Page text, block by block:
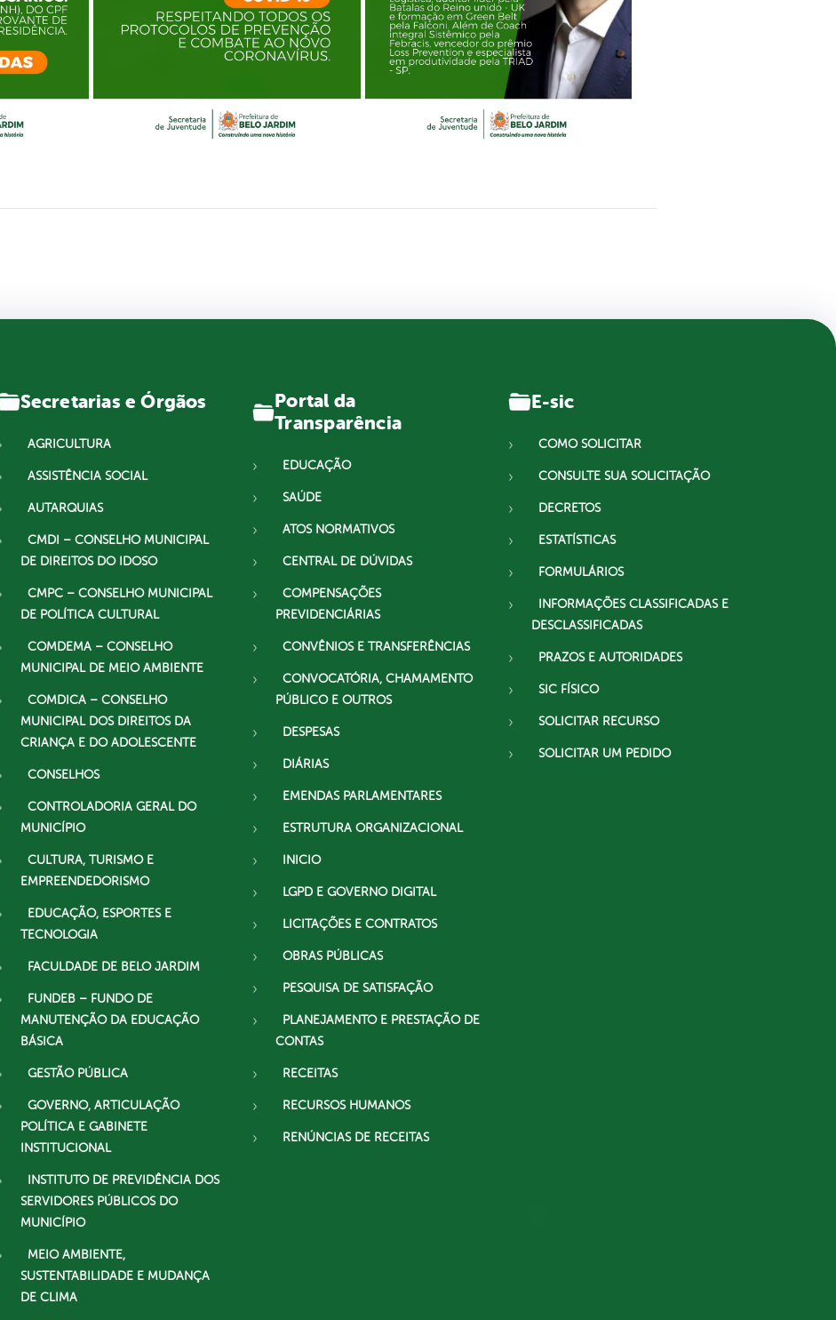
Secretarias e Órgãos
AGRICULTURA
ASSISTÊNCIA SOCIAL
AUTARQUIAS
CMDI – CONSELHO MUNICIPAL
DE DIREITOS DO IDOSO
CMPC – CONSELHO MUNICIPAL
DE POLÍTICA CULTURAL
COMDEMA – CONSELHO
MUNICIPAL DE MEIO AMBIENTE
COMDICA – CONSELHO
MUNICIPAL DOS DIREITOS DA
CRIANÇA E DO ADOLESCENTE
CONSELHOS
CONTROLADORIA GERAL DO
MUNICÍPIO
CULTURA, TURISMO E
EMPREENDEDORISMO
EDUCAÇÃO, ESPORTES E
TECNOLOGIA
FACULDADE DE BELO JARDIM
FUNDEB – FUNDO DE
MANUTENÇÃO DA EDUCAÇÃO
BÁSICA
GESTÃO PÚBLICA
GOVERNO, ARTICULAÇÃO
POLÍTICA E GABINETE
INSTITUCIONAL
INSTITUTO DE PREVIDÊNCIA DOS
SERVIDORES PÚBLICOS DO
MUNICÍPIO
MEIO AMBIENTE,
SUSTENTABILIDADE E MUDANÇA
DE CLIMA
Portal da
Transparência
EDUCAÇÃO
SAÚDE
ATOS NORMATIVOS
CENTRAL DE DÚVIDAS
COMPENSAÇÕES
PREVIDENCIÁRIAS
CONVÊNIOS E TRANSFERÊNCIAS
CONVOCATÓRIA, CHAMAMENTO
PÚBLICO E OUTROS
DESPESAS
DIÁRIAS
EMENDAS PARLAMENTARES
ESTRUTURA ORGANIZACIONAL
INICIO
LGPD E GOVERNO DIGITAL
LICITAÇÕES E CONTRATOS
OBRAS PÚBLICAS
PESQUISA DE SATISFAÇÃO
PLANEJAMENTO E PRESTAÇÃO DE
CONTAS
RECEITAS
RECURSOS HUMANOS
RENÚNCIAS DE RECEITAS
E-sic
COMO SOLICITAR
CONSULTE SUA SOLICITAÇÃO
DECRETOS
ESTATÍSTICAS
FORMULÁRIOS
INFORMAÇÕES CLASSIFICADAS E
DESCLASSIFICADAS
PRAZOS E AUTORIDADES
SIC FÍSICO
SOLICITAR RECURSO
SOLICITAR UM PEDIDO